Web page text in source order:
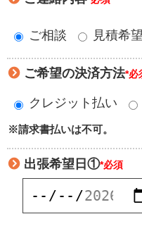
ご相談 見積希望
ご希望の決済方法*必
クレジット払い
※請求書払いは不可。
出張希望日①*必須